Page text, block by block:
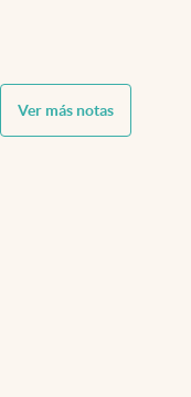
Ver más notas